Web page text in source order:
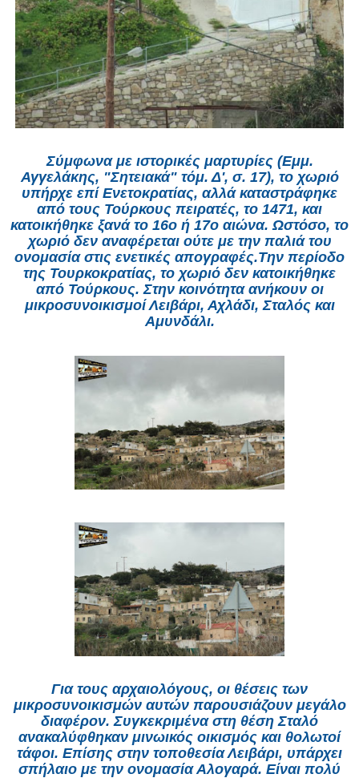
Σύμφωνα με ιστορικές μαρτυρίες (Εμμ.
Αγγελάκης, "Σητειακά" τόμ. Δ', σ. 17), το χωριό
υπήρχε επί Ενετοκρατίας, αλλά καταστράφηκε
από τους Τούρκους πειρατές, το 1471, και
κατοικήθηκε ξανά το 16ο ή 17ο αιώνα. Ωστόσο, το
χωριό δεν αναφέρεται ούτε με την παλιά του
ονομασία στις ενετικές απογραφές.Την περίοδο
της Τουρκο­κρατίας, το χωριό δεν κατοικήθηκε
από Τούρκους. Στην κοινότητα ανήκουν οι
μικροσυνοικισμοί Λειβάρι, Αχλάδι, Σταλός και
Αμυνδάλι.
Για τους αρχαιολόγους, οι θέσεις των
μικροσυνοικισμών αυτών παρουσιάζουν με­γάλο
διαφέρον. Συγκεκριμένα στη θέση Σταλό
ανακαλύφθηκαν μινωικός οικισμός και θολωτοί
τάφοι. Επίσης στην τοποθεσία Λειβάρι, υπάρχει
σπήλαιο με την ονομα­σία Αλογαρά. Είναι πολύ